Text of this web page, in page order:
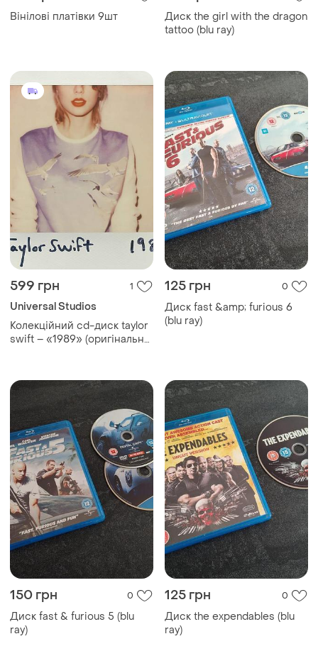
Вінілові платівки 9шт
Диск the girl with the dragon
tattoo (blu ray)
599 грн 1
Universal Studios
Колекційний cd-диск taylor
swift – «1989» (оригінальне
125 грн 0
Диск fast &amp; furious 6
(blu ray)
150 грн 0
Диск fast & furious 5 (blu
ray)
125 грн 0
Диск the expendables (blu
ray)